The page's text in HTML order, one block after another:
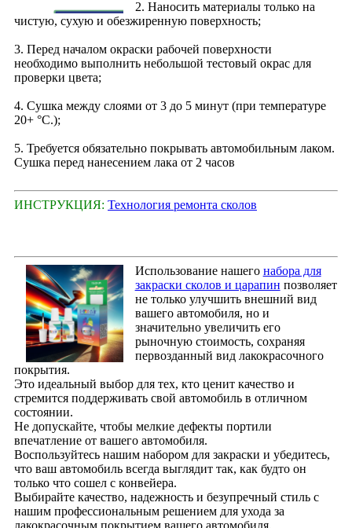
2. Наносить материалы только на
чистую, сухую и обезжиренную поверхность;
3. Перед началом окраски рабочей поверхности
необходимо выполнить небольшой тестовый окрас для
проверки цвета;
4. Сушка между слоями от 3 до 5 минут (при температуре
20+ °С.);
5. Требуется обязательно покрывать автомобильным лаком.
Сушка перед нанесением лака от 2 часов
ИНСТРУКЦИЯ: Технология ремонта сколов
Использование нашего набора для
закраски сколов и царапин позволяет
не только улучшить внешний вид
вашего автомобиля, но и
значительно увеличить его
рыночную стоимость, сохраняя
первозданный вид лакокрасочного
покрытия.
Это идеальный выбор для тех, кто ценит качество и
стремится поддерживать свой автомобиль в отличном
состоянии.
Не допускайте, чтобы мелкие дефекты портили
впечатление от вашего автомобиля.
Воспользуйтесь нашим набором для закраски и убедитесь,
что ваш автомобиль всегда выглядит так, как будто он
только что сошел с конвейера.
Выбирайте качество, надежность и безупречный стиль с
нашим профессиональным решением для ухода за
лакокрасочным покрытием вашего автомобиля.